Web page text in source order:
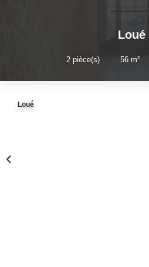
NOTRE
Loué
2pièce(s) 56m²
Loué